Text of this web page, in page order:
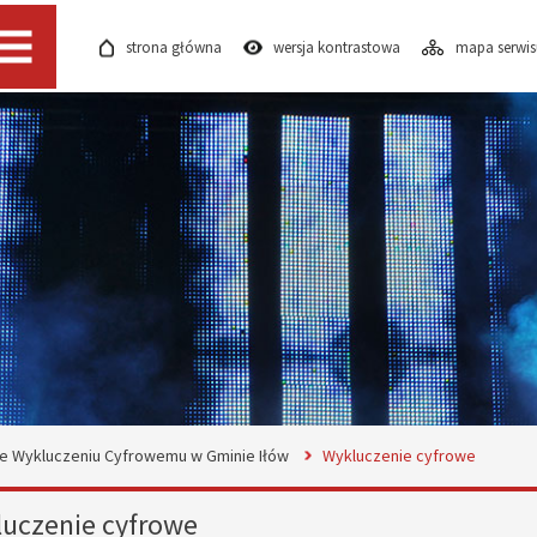
Menu strona główna wersja kontrastowa mapa
Wykluczeniu Cyfrowemu w Gminie Iłów Wykluczenie cyfrowe
cyfrowe